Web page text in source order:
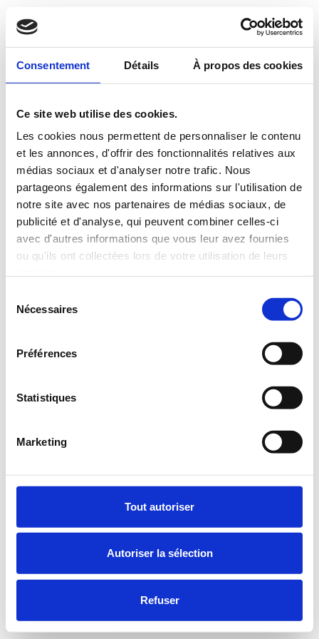
Consentement Détails À propos des cookies
Ce site web utilise des cookies.
Les cookies nous permettent de personnaliser le contenu
et les annonces, d'offrir des fonctionnalités relatives aux
médias sociaux et d'analyser notre trafic. Nous
partageons également des informations sur l'utilisation de
notre site avec nos partenaires de médias sociaux, de
publicité et d'analyse, qui peuvent combiner celles-ci
avec d'autres informations que vous leur avez fournies
ou qu'ils ont collectées lors de votre utilisation de leurs
Nécessaires
Préférences
Statistiques
Marketing
Tout autoriser
Autoriser la sélection
Refuser